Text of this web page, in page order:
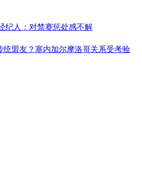
纪人：对禁赛惩处感不解
统盟友？塞内加尔摩洛哥关系受考验